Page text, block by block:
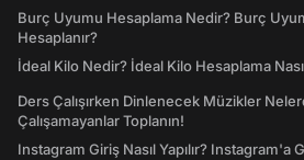
Burç Uyumu Hesaplama Nedir? Burç
Hesaplanır?
İdeal Kilo Nedir? İdeal Kilo Hesaplama Nasıl
Ders Çalışırken Dinlenecek Müzikler
Çalışamayanlar Toplanın!
Instagram Giriş Nasıl Yapılır? Instagram'a